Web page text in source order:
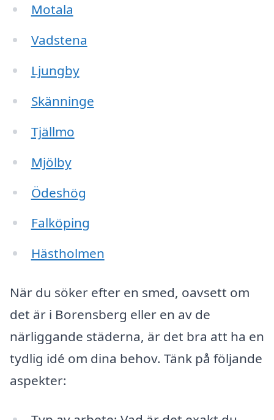
Motala
Vadstena
Ljungby
Skänninge
Tjällmo
Mjölby
Ödeshög
Falköping
Hästholmen
När du söker efter en smed, oavsett om
det är i Borensberg eller en av de
närliggande städerna, är det bra att ha en
tydlig idé om dina behov. Tänk på följande
aspekter: